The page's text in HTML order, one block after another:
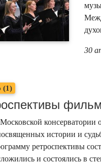
30
(1)
истории и
ретроспективы
и состоялись в